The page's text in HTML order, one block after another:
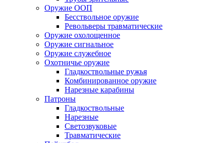
Оружие ООП
Бесствольное оружие
Револьверы травматические
Оружие охолощенное
Оружие сигнальное
Оружие служебное
Охотничье оружие
Гладкоствольные ружья
Комбинированное оружие
Нарезные карабины
Патроны
Гладкоствольные
Нарезные
Светозвуковые
Травматические